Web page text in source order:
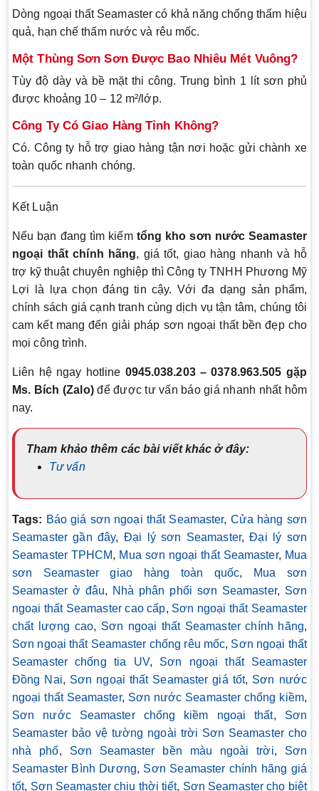
Dòng ngoại thất Seamaster có khả năng chống thấm hiệu
quả, hạn chế thấm nước và rêu mốc.
Một Thùng Sơn Sơn Được Bao Nhiêu Mét Vuông?
Tùy độ dày và bề mặt thi công. Trung bình 1 lít sơn phủ
được khoảng 10 – 12 m²/lớp.
Công Ty Có Giao Hàng Tỉnh Không?
Có. Công ty hỗ trợ giao hàng tận nơi hoặc gửi chành xe
toàn quốc nhanh chóng.
Kết Luận
Nếu bạn đang tìm kiếm tổng kho sơn nước Seamaster
ngoại thất chính hãng, giá tốt, giao hàng nhanh và hỗ
trợ kỹ thuật chuyên nghiệp thì Công ty TNHH Phương Mỹ
Lợi là lựa chọn đáng tin cậy. Với đa dạng sản phẩm,
chính sách giá cạnh tranh cùng dịch vụ tận tâm, chúng tôi
cam kết mang đến giải pháp sơn ngoại thất bền đẹp cho
mọi công trình.
Liên hệ ngay hotline 0945.038.203 – 0378.963.505 gặp
Ms. Bích (Zalo)để được tư vấn báo giá nhanh nhất hôm
nay.
Tham khảo thêm các bài viết khác ở đây:
Tư vấn
Tags: Báo giá sơn ngoại thất Seamaster, Cửa hàng sơn
Seamaster gần đây, Đại lý sơn Seamaster,Đại lý sơn
Seamaster TPHCM, Mua sơn ngoại thất Seamaster, Mua
sơn Seamaster giao hàng toàn quốc,
Mua sơn
Seamaster ở đâu, Nhà phân phối sơn Seamaster, Sơn
ngoại thất Seamaster cao cấp, Sơn ngoại thất Seamaster
chất lượng cao, Sơn ngoại thất Seamaster chính hãng,
Sơn ngoại thất Seamaster chống rêu mốc, Sơn ngoại thất
Seamaster chống tia UV, Sơn ngoại thất Seamaster
Đồng Nai, Sơn ngoại thất Seamaster giá tốt, Sơn nước
ngoại thất Seamaster, Sơn nước Seamaster chống kiềm,
Sơn nước Seamaster chống kiềm ngoại thất, Sơn
Seamaster bảo vệ tường ngoài trời Sơn Seamaster cho
nhà phố, Sơn Seamaster bền màu ngoài trời, Sơn
Seamaster Bình Dương, Sơn Seamaster chính hãng giá
tốt, Sơn Seamaster chịu thời tiết, Sơn Seamaster cho biệt